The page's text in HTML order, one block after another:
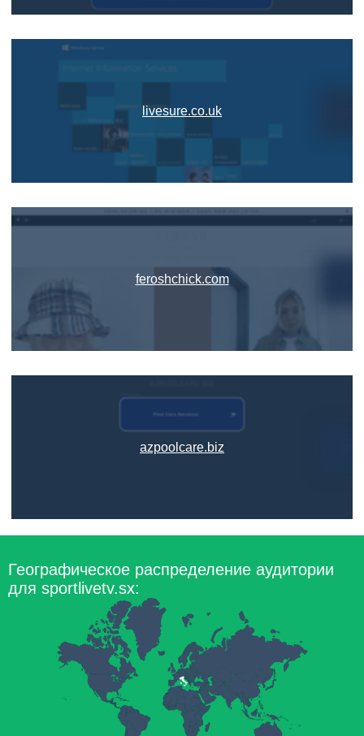
livesure.co.uk
feroshchick.com
azpoolcare.biz
Географическое распределение аудитории
для sportlivetv.sx: